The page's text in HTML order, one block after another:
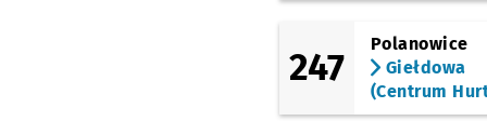
247
Polanowice
Giełdowa
(Centrum